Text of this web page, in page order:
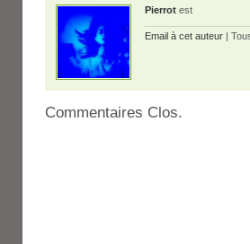
Pierrot est
Email à cet auteur |
Commentaires Clos.